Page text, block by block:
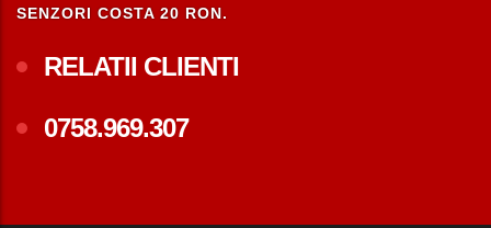
SENZORI COSTA 20 RON.
RELATII CLIENTI
0758.969.307